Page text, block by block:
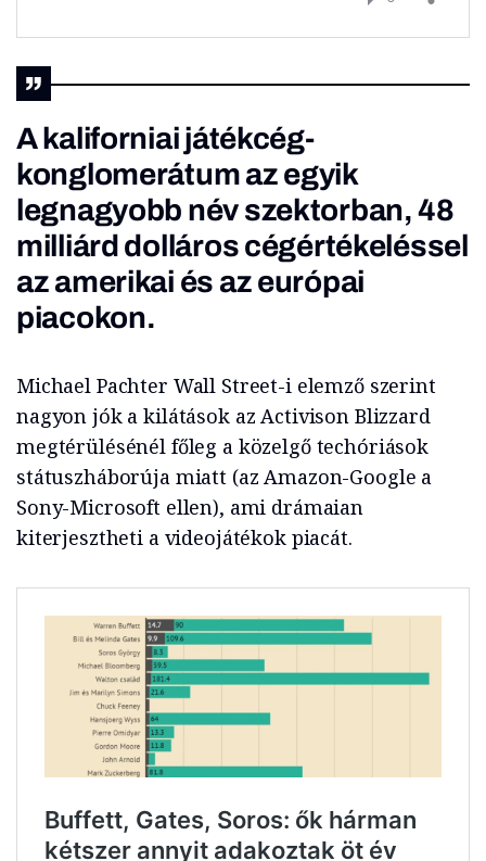
A kaliforniai játékcég-
konglomerátum az egyik
legnagyobb név szektorban, 48
milliárd dolláros cégértékeléssel
az amerikai és az európai
piacokon.
Michael Pachter Wall Street-i elemző szerint
nagyon jók a kilátások az Activison Blizzard
megtérülésénél főleg a közelgő techóriások
státuszháborúja miatt (az Amazon-Google a
Sony-Microsoft ellen), ami drámaian
kiterjesztheti a videojátékok piacát.